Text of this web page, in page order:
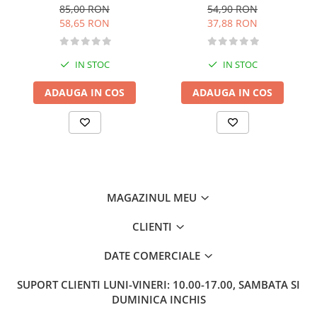
Literatura de divertisment
Literatura romana
Memorii si jurnale
Moderna, contemporana
Poezie, teatru
Publicistica, eseu
Science Fiction
Arte si tehnici culinare
categoria B - editia 2026
85,00 RON
58,65 RON
IN STOC
ADAUGA IN COS
conducere auto - Categoria
B - 2026
54,90 RON
37,88 RON
IN STOC
ADAUGA IN COS
MAGAZINUL MEU
CLIENTI
DATE COMERCIALE
SUPORT CLIENTI LUNI-VINERI: 10.00-17.00, SAMBATA SI
DUMINICA INCHIS